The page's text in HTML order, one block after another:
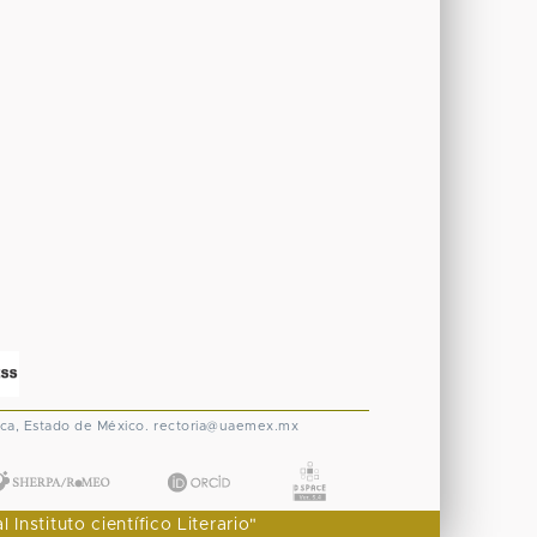
Estado de México. rectoria@uaemex.mx
Instituto científico Literario"